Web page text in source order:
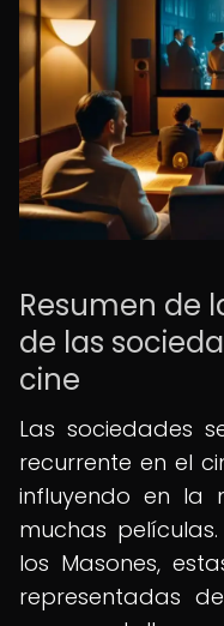
Resumen de
de las
cine
Las sociedades
recurrente en el
influyendo en la
muchas
los Masones,
representadas